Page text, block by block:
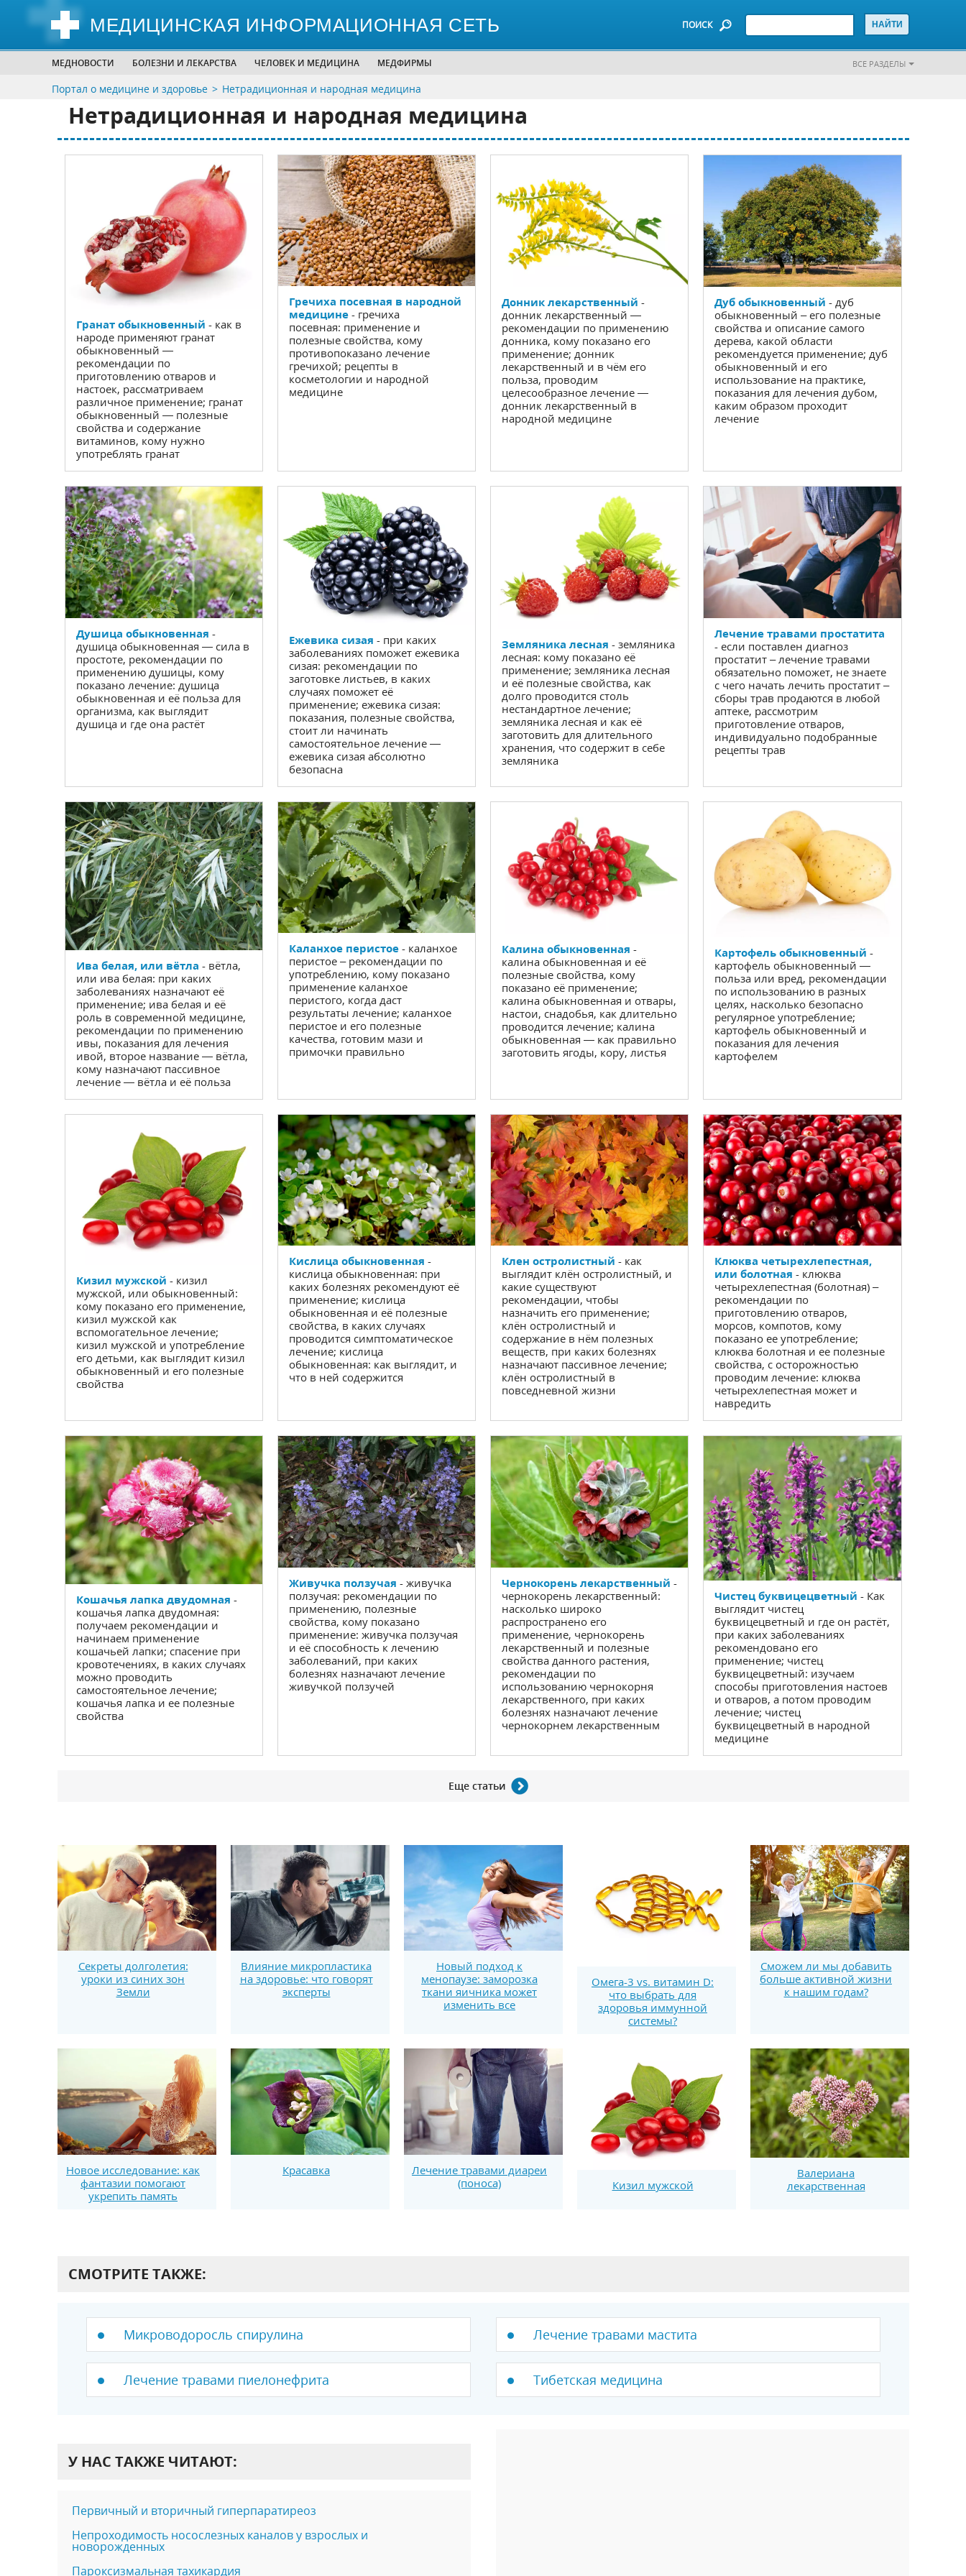
МЕДИЦИНСКАЯ ИНФОРМАЦИОННАЯ СЕТЬ ПОИСК
МЕДНОВОСТИ БОЛЕЗНИ И ЛЕКАРСТВА ЧЕЛОВЕК И МЕДИЦИНА МЕДФИРМЫ ВСЕ РАЗДЕЛЫ
Портал о медицине и здоровье Нетрадиционная и народная медицина
Нетрадиционная и народная медицина
Гранат обыкновенный - как в
народе применяют гранат
обыкновенный —
рекомендации по
приготовлению отваров и
настоек, рассматриваем
различное применение; гранат
обыкновенный — полезные
свойства и содержание
витаминов, кому нужно
употреблять гранат
Гречиха посевная в народной
медицине - гречиха
посевная: применение и
полезные свойства, кому
противопоказано лечение
гречихой; рецепты в
косметологии и народной
медицине
Донник лекарственный -
донник лекарственный —
рекомендации по применению
донника, кому показано его
применение; донник
лекарственный и в чём его
польза, проводим
целесообразное лечение —
донник лекарственный в
народной медицине
Дуб обыкновенный - дуб
обыкновенный – его полезные
свойства и описание самого
дерева, какой области
рекомендуется применение; дуб
обыкновенный и его
использование на практике,
показания для лечения дубом,
каким образом проходит
лечение
Душица обыкновенная -
душица обыкновенная — сила в
простоте, рекомендации по
применению душицы, кому
показано лечение: душица
обыкновенная и её польза для
организма, как выглядит
душица и где она растёт
Ежевика сизая - при каких
заболеваниях поможет ежевика
сизая: рекомендации по
заготовке листьев, в каких
случаях поможет её
применение; ежевика сизая:
показания, полезные свойства,
стоит ли начинать
самостоятельное лечение —
ежевика сизая абсолютно
безопасна
Земляника лесная - земляника
лесная: кому показано её
применение; земляника лесная
и её полезные свойства, как
долго проводится столь
нестандартное лечение;
земляника лесная и как её
заготовить для длительного
хранения, что содержит в себе
земляника
Лечение травами простатита
- если поставлен диагноз
простатит – лечение травами
обязательно поможет, не знаете
с чего начать лечить простатит –
сборы трав продаются в любой
аптеке, рассмотрим
приготовление отваров,
индивидуально подобранные
рецепты трав
Ива белая, или вётла - вётла,
или ива белая: при каких
заболеваниях назначают её
применение; ива белая и её
роль в современной медицине,
рекомендации по применению
ивы, показания для лечения
ивой, второе название — вётла,
кому назначают пассивное
лечение — вётла и её польза
Каланхое перистое - каланхое
перистое – рекомендации по
употреблению, кому показано
применение каланхое
перистого, когда даст
результаты лечение; каланхое
перистое и его полезные
качества, готовим мази и
примочки правильно
Калина обыкновенная -
калина обыкновенная и её
полезные свойства, кому
показано её применение;
калина обыкновенная и отвары,
настои, снадобья, как длительно
проводится лечение; калина
обыкновенная — как правильно
заготовить ягоды, кору, листья
Картофель обыкновенный -
картофель обыкновенный —
польза или вред, рекомендации
по использованию в разных
целях, насколько безопасно
регулярное употребление;
картофель обыкновенный и
показания для лечения
картофелем
Кизил мужской - кизил
мужской, или обыкновенный:
кому показано его применение,
кизил мужской как
вспомогательное лечение;
кизил мужской и употребление
его детьми, как выглядит кизил
обыкновенный и его полезные
свойства
Кислица обыкновенная -
кислица обыкновенная: при
каких болезнях рекомендуют её
применение; кислица
обыкновенная и её полезные
свойства, в каких случаях
проводится симптоматическое
лечение; кислица
обыкновенная: как выглядит, и
что в ней содержится
Клен остролистный - как
выглядит клён остролистный, и
какие существуют
рекомендации, чтобы
назначить его применение;
клён остролистный и
содержание в нём полезных
веществ, при каких болезнях
назначают пассивное лечение;
клён остролистный в
повседневной жизни
Клюква четырехлепестная,
или болотная - клюква
четырехлепестная (болотная) –
рекомендации по
приготовлению отваров,
морсов, компотов, кому
показано ее употребление;
клюква болотная и ее полезные
свойства, с осторожностью
проводим лечение: клюква
четырехлепестная может и
навредить
Кошачья лапка двудомная -
кошачья лапка двудомная:
получаем рекомендации и
начинаем применение
кошачьей лапки; спасение при
кровотечениях, в каких случаях
можно проводить
самостоятельное лечение;
кошачья лапка и ее полезные
свойства
Живучка ползучая - живучка
ползучая: рекомендации по
применению, полезные
свойства, кому показано
применение: живучка ползучая
и её способность к лечению
заболеваний, при каких
болезнях назначают лечение
живучкой ползучей
Чернокорень лекарственный -
чернокорень лекарственный:
насколько широко
распространено его
применение, чернокорень
лекарственный и полезные
свойства данного растения,
рекомендации по
использованию чернокорня
лекарственного, при каких
болезнях назначают лечение
чернокорнем лекарственным
Чистец буквицецветный - Как
выглядит чистец
буквицецветный и где он растёт,
при каких заболеваниях
рекомендовано его
применение; чистец
буквицецветный: изучаем
способы приготовления настоев
и отваров, а потом проводим
лечение; чистец
буквицецветный в народной
медицине
Еще статьи
Секреты долголетия:
уроки из синих зон
Земли
Влияние микропластика
на здоровье: что говорят
эксперты
Новый подход к
менопаузе: заморозка
ткани яичника может
изменить все
Омега-3 vs. витамин D:
что выбрать для
здоровья иммунной
системы?
Сможем ли мы добавить
больше активной жизни
к нашим годам?
Новое исследование: как
фантазии помогают
укрепить память
Красавка
Лечение травами диареи
(поноса)
Кизил мужской
Валериана
лекарственная
СМОТРИТЕ ТАКЖЕ:
Микроводоросль спирулина Лечение травами мастита
Лечение травами пиeлoнeфpита Тибетская медицина
У НАС ТАКЖЕ ЧИТАЮТ:
Первичный и вторичный гиперпаратиреоз
Непроходимость носослезных каналов у взрослых и
новорожденных
Пароксизмальная тахикардия